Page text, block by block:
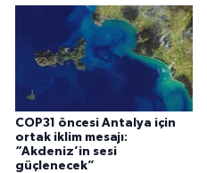
COP31 öncesi Antalya için
ortak iklim mesajı:
“Akdeniz’in sesi
güçlenecek”